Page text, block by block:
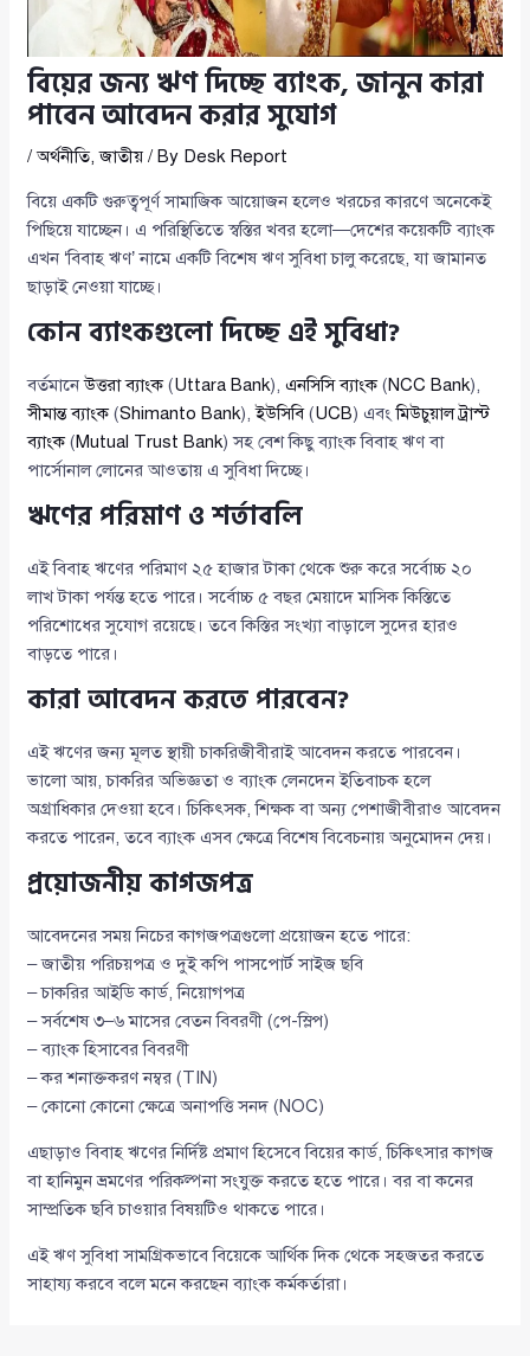
বিয়ের জন্য ঋণ দিচ্ছে ব্যাংক, জানুন কারা
পাবেন আবেদন করার সুযোগ
/অর্থনীতি,জাতীয় / By Desk Report
বিয়ে একটি গুরুত্বপূর্ণ সামাজিক আয়োজন হলেও খরচের কারণে অনেকেই
পিছিয়ে যাচ্ছেন। এ পরিস্থিতিতে স্বস্তির খবর হলো—দেশের কয়েকটি ব্যাংক
এখন ‘বিবাহ ঋণ’ নামে একটি বিশেষ ঋণ সুবিধা চালু করেছে, যা জামানত
ছাড়াই নেওয়া যাচ্ছে।
কোন ব্যাংকগুলো দিচ্ছে এই সুবিধা?
বর্তমানেউত্তরা ব্যাংক(Uttara Bank),এনসিসি ব্যাংক(NCC Bank),
সীমান্ত ব্যাংক(Shimanto Bank),ইউসিবি(UCB) এবংমিউচুয়াল ট্রাস্ট
ব্যাংক(Mutual Trust Bank) সহ বেশ কিছু ব্যাংক বিবাহ ঋণ বা
পার্সোনাল লোনের আওতায় এ সুবিধা দিচ্ছে।
ঋণের পরিমাণ ও শর্তাবলি
এই বিবাহ ঋণের পরিমাণ ২৫ হাজার টাকা থেকে শুরু করে সর্বোচ্চ ২০
লাখ টাকা পর্যন্ত হতে পারে। সর্বোচ্চ ৫ বছর মেয়াদে মাসিক কিস্তিতে
পরিশোধের সুযোগ রয়েছে। তবে কিস্তির সংখ্যা বাড়ালে সুদের হারও
বাড়তে পারে।
কারা আবেদন করতে পারবেন?
এই ঋণের জন্য মূলত স্থায়ী চাকরিজীবীরাই আবেদন করতে পারবেন।
ভালো আয়, চাকরির অভিজ্ঞতা ও ব্যাংক লেনদেন ইতিবাচক হলে
অগ্রাধিকার দেওয়া হবে। চিকিৎসক, শিক্ষক বা অন্য পেশাজীবীরাও আবেদন
করতে পারেন, তবে ব্যাংক এসব ক্ষেত্রে বিশেষ বিবেচনায় অনুমোদন দেয়।
প্রয়োজনীয় কাগজপত্র
আবেদনের সময় নিচের কাগজপত্রগুলো প্রয়োজন হতে পারে:
– জাতীয় পরিচয়পত্র ও দুই কপি পাসপোর্ট সাইজ ছবি
– চাকরির আইডি কার্ড, নিয়োগপত্র
– সর্বশেষ ৩–৬ মাসের বেতন বিবরণী (পে-স্লিপ)
– ব্যাংক হিসাবের বিবরণী
– কর শনাক্তকরণ নম্বর (TIN)
– কোনো কোনো ক্ষেত্রে অনাপত্তি সনদ (NOC)
এছাড়াও বিবাহ ঋণের নির্দিষ্ট প্রমাণ হিসেবে বিয়ের কার্ড, চিকিৎসার কাগজ
বা হানিমুন ভ্রমণের পরিকল্পনা সংযুক্ত করতে হতে পারে। বর বা কনের
সাম্প্রতিক ছবি চাওয়ার বিষয়টিও থাকতে পারে।
এই ঋণ সুবিধা সামগ্রিকভাবে বিয়েকে আর্থিক দিক থেকে সহজতর করতে
সাহায্য করবে বলে মনে করছেন ব্যাংক কর্মকর্তারা।